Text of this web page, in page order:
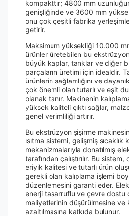
kompakttır; 4800 mm
genişliğinde ve 3600 mm
onu çok çeşitli fabrika
getirir.
Maksimum yüksekliği 10.000
ürünler üretebilen bu
büyük kaplar, tanklar ve diğer
parçaların üretimi için idealdir.
ürünlerin sağlamlığını ve
çok önemli olan tutarlı ve eşit
olanak tanır. Makinenin
yüksek kaliteli çıktı sağlar,
genel verimliliği artırır.
Bu ekstrüzyon şişirme
ısıtma sistemi, gelişmiş sıcaklık
mekanizmalarıyla donatılmış
tarafından çalıştırılır. Bu
eriyik kalitesi ve tutarlı ürün
gerekli olan kalıplama işlemi
düzenlemesini garanti eder.
enerji tasarruflu ve çevre dostu
maliyetlerinin düşürülmesine ve
azaltılmasına katkıda bulunur.